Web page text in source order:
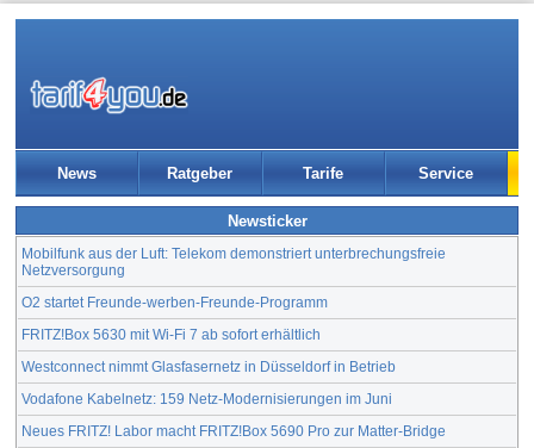
News Ratgeber Tarife Service
Newsticker
Mobilfunk aus der Luft: Telekom demonstriert unterbrechungsfreie
Netzversorgung
O2 startet Freunde-werben-Freunde-Programm
FRITZ!Box 5630 mit Wi-Fi 7 ab sofort erhältlich
Westconnect nimmt Glasfasernetz in Düsseldorf in Betrieb
Vodafone Kabelnetz: 159 Netz-Modernisierungen im Juni
Neues FRITZ! Labor macht FRITZ!Box 5690 Pro zur Matter-Bridge